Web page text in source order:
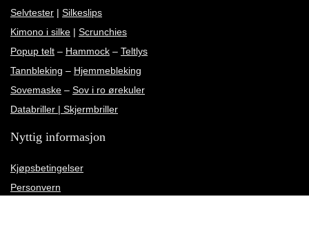
Selvtester | Silkeslips
Kimono i silke | Scrunchies
Popup telt – Hammock – Teltlys
Tannbleking – Hjemmebleking
Sovemaske – Sov i ro ørekuler
Databriller | Skjermbriller
Nyttig informasjon
Kjøpsbetingelser
Personvern